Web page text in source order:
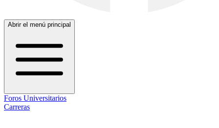
Abrir el menú principal
Foros Universitarios
Carreras